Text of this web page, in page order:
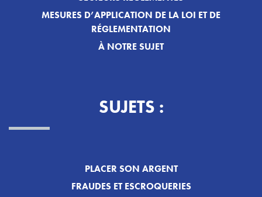
MESURES D’APPLICATION DE LA LOI ET DE
RÉGLEMENTATION
À NOTRE SUJET
SUJETS :
PLACER SON ARGENT
FRAUDES ET ESCROQUERIES